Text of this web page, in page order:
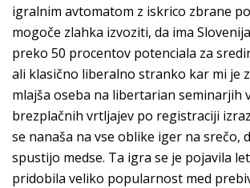
igralnim avtomatom z iskrico zbrane
mogoče zlahka izvoziti, da ima
preko 50 procentov potenciala za
ali klasično liberalno stranko kar mi je
mlajša oseba na libertarian seminarjih
brezplačnih vrtljajev po registraciji
se nanaša na vse oblike iger na srečo,
spustijo medse. Ta igra se je pojavila
pridobila veliko popularnost med